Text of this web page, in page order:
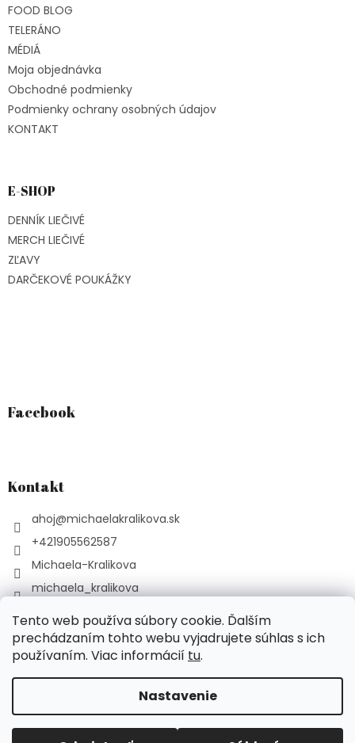
Tento web používa súbory cookie. Ďalším
prechádzaním tohto webu vyjadrujete súhlas s ich
používaním. Viac informácií tu.
Nastavenie
FOOD BLOG
TELERÁNO
MÉDIÁ
Moja objednávka
Obchodné podmienky
Podmienky ochrany osobných údajov
KONTAKT
E-SHOP
DENNÍK LIEČIVÉ
MERCH LIEČIVÉ
ZĽAVY
DARČEKOVÉ POUKÁŽKY
Facebook
Kontakt
ahoj@michaelakralikova.sk
+421905562587
Michaela-Kralikova
michaela_kralikova
YouTube Podcast Liečivé
Copyright 2026michaelakralikova.sk. Všetky práva
vyhradené.Upraviť nastavenie cookies